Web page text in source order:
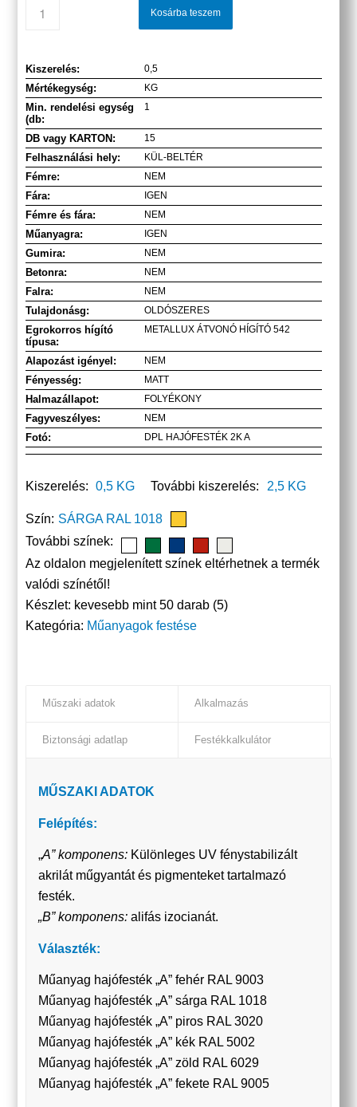
Kosárba teszem
Kiszerelés: 0,5
Mértékegység: KG
Min. rendelési egység
(db:
1
DB vagy KARTON: 15
Felhasználási hely: KÜL-BELTÉR
Fémre: NEM
Fára: IGEN
Fémre és fára: NEM
Műanyagra: IGEN
Gumira: NEM
Betonra: NEM
Falra: NEM
Tulajdonásg: OLDÓSZERES
Egrokorros hígító
típusa:
METALLUX ÁTVONÓ HÍGÍTÓ 542
Alapozást igényel: NEM
Fényesség: MATT
Halmazállapot: FOLYÉKONY
Fagyveszélyes: NEM
Fotó: DPL HAJÓFESTÉK 2K A
Kiszerelés: 0,5 KG További kiszerelés: 2,5 KG
Szín: SÁRGA RAL 1018
További színek:
Az oldalon megjelenített színek eltérhetnek a termék
valódi színétől!
Készlet: kevesebb mint 50 darab (5)
Kategória: Műanyagok festése
Műszaki adatok Alkalmazás
Biztonsági adatlap Festékkalkulátor
MŰSZAKI ADATOK
Felépítés:
„A” komponens: Különleges UV fénystabilizált
akrilát műgyantát és pigmenteket tartalmazó
festék.
„B” komponens: alifás izocianát.
Választék:
Műanyag hajófesték „A” fehér RAL 9003
Műanyag hajófesték „A” sárga RAL 1018
Műanyag hajófesték „A” piros RAL 3020
Műanyag hajófesték „A” kék RAL 5002
Műanyag hajófesték „A” zöld RAL 6029
Műanyag hajófesték „A” fekete RAL 9005